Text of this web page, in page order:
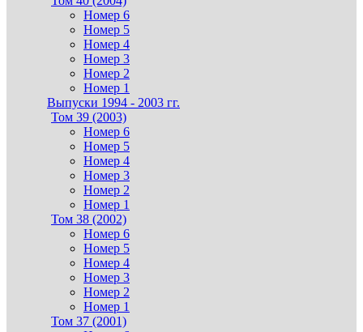
Номер 6
Номер 5
Номер 4
Номер 3
Номер 2
Номер 1
Выпуски 1994 - 2003 гг.
Том 39 (2003)
Номер 6
Номер 5
Номер 4
Номер 3
Номер 2
Номер 1
Том 38 (2002)
Номер 6
Номер 5
Номер 4
Номер 3
Номер 2
Номер 1
Том 37 (2001)